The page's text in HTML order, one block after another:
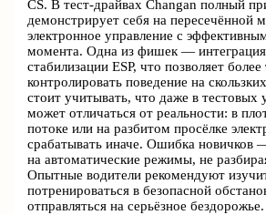
CS. В тест-драйвах Changan полный
демонстрирует себя на пересечённой
электронное управление с
момента. Одна из фишек —
стабилизации ESP, что позволяет более
контролировать поведение на
стоит учитывать, что даже в тестовых
может отличаться от реальности: в
потоке или на разбитом просёлке
срабатывать иначе. Ошибка новичков
на автоматические режимы, не
Опытные водители рекомендуют
потренироваться в безопасной
отправляться на серьёзное бездорожье.